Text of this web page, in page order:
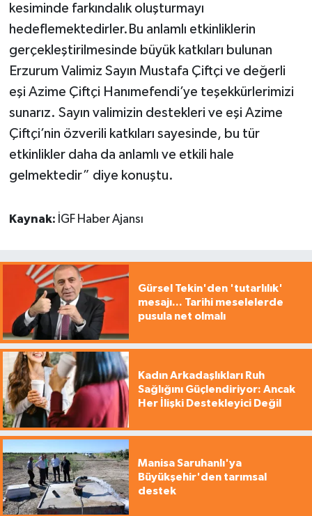
kesiminde farkındalık oluşturmayı
hedeflemektedirler.Bu anlamlı etkinliklerin
gerçekleştirilmesinde büyük katkıları bulunan
Erzurum Valimiz Sayın Mustafa Çiftçi ve değerli
eşi Azime Çiftçi Hanımefendi’ye teşekkürlerimizi
sunarız. Sayın valimizin destekleri ve eşi Azime
Çiftçi’nin özverili katkıları sayesinde, bu tür
etkinlikler daha da anlamlı ve etkili hale
gelmektedir” diye konuştu.
Kaynak: İGF Haber Ajansı
Gürsel Tekin'den 'tutarlılık'
mesajı... Tarihi meselelerde
pusula net olmalı
Kadın Arkadaşlıkları Ruh
Sağlığını Güçlendiriyor: Ancak
Her İlişki Destekleyici Değil
Manisa Saruhanlı'ya
Büyükşehir'den tarımsal
destek